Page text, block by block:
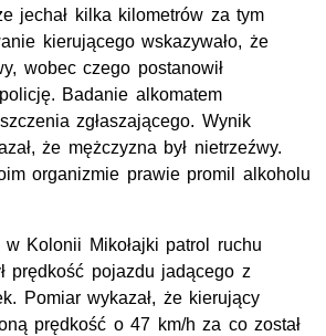
jechał kilka kilometrów za tym
kierującego wskazywało, że
wobec czego postanowił
Badanie alkomatem
zgłaszającego. Wynik
że mężczyzna był nietrzeźwy.
organizmie prawie promil alkoholu
Kolonii Mikołajki patrol ruchu
prędkość pojazdu jadącego z
Pomiar wykazał, że kierujący
prędkość o 47 km/h za co został